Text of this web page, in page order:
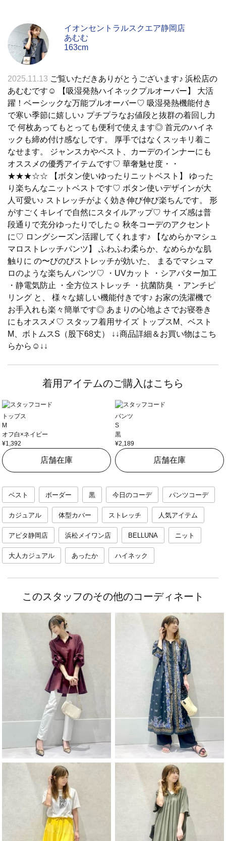
イオンセントラルスクエア静岡店
あむむ
163cm
2025.11.13 ご覧いただきありがとうございます♪ 浜松店の
あむむです☺︎︎ 【吸湿発熱ハイネックプルオーバー】 大活
躍！ベーシックな万能プルオーバー♡ 吸湿発熱機能付き
で寒い季節に嬉しい♪ プチプラなお値段と抜群の着回し力
で 何枚あってもとっても便利で使えます◎ 首元のハイネ
ックも締め付け感なしです。 厚手ではなくスッキリ着こ
なせます。 ジャンスカやベスト、カーデのインナーにも
オススメの優秀アイテムです♡ 華奢魅せ度・・
★★★☆☆ 【ボタン使いゆったりニットベスト】 ゆった
り楽ちんなニットベストです♡ ボタン使いデザインが大
人可愛い♪ ストレッチがよく効き伸び伸び楽ちんです。 形
がすごくキレイで自然にスタイルアップ♡ サイズ感は普
段通りで充分ゆったりでした☺︎︎ 秋冬コーデのアクセント
に♡ ロングシーズン活躍してくれます♪ 【なめらかマシュ
マロストレッチパンツ】 ふわふわ柔らか、なめらかな肌
触りに の〜びのびストレッチが効いた、 まるでマシュマ
ロのような楽ちんパンツ♡ ・UVカット ・シアバター加工
・静電気防止 ・全方位ストレッチ ・抗菌防臭 ・アンチピ
リング と、 様々な嬉しい機能付きです♪ お家の洗濯機で
お手入れも楽々簡単です◎ あまりの心地よさでお寝巻き
にもオススメ♡ スタッフ着用サイズ トップスM、ベスト
M、ボトムスS（股下68丈） ↓↓商品詳細＆お買い物はこち
らから☺︎︎↓↓
着用アイテムのご購入はこちら
トップス
M
オフ白×ネイビー
¥1,392
店舗在庫
パンツ
S
黒
¥2,189
店舗在庫
ベスト ボーダー 黒 今日のコーデ パンツコーデ
カジュアル 体型カバー ストレッチ 人気アイテム
アピタ静岡店 浜松メイワン店 BELLUNA ニット
大人カジュアル あったか ハイネック
このスタッフのその他のコーディネート